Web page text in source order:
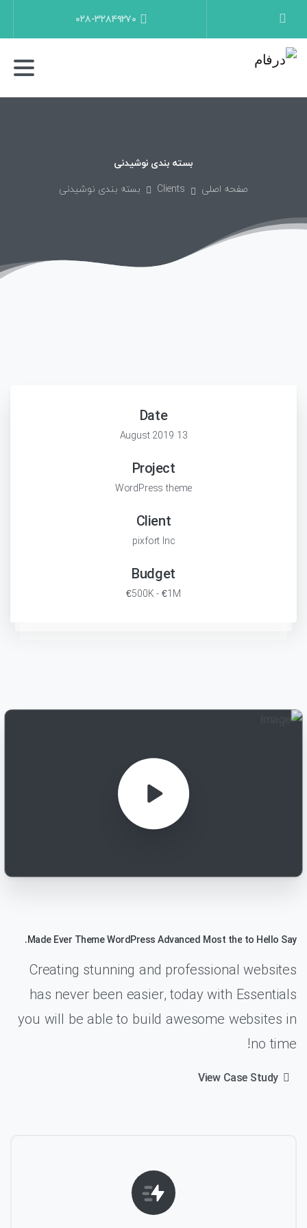
۰۲۸-۳۲۸۴۹۲۷۰
بسته بندی نوشیدنی
صفحه اصلی
Clients بسته بندی نوشیدنی
Date
13 August 2019
Project
WordPress theme
Client
pixfort Inc
Budget
€500K - €1M
Say
Hello
to
the
Most
Advanced
WordPress
Theme
Ever
Made.
Creating stunning and professional websites
has never been easier, today with Essentials
you will be able to build awesome websites in
no time!
View Case Study